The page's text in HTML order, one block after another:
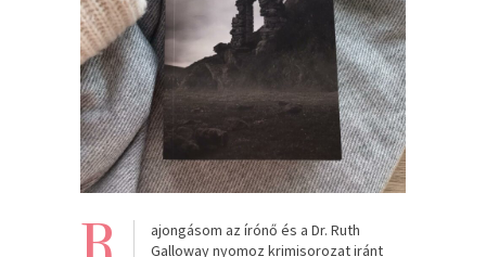
ajongásom az írónő és a Dr. Ruth
Galloway nyomoz krimisorozat iránt